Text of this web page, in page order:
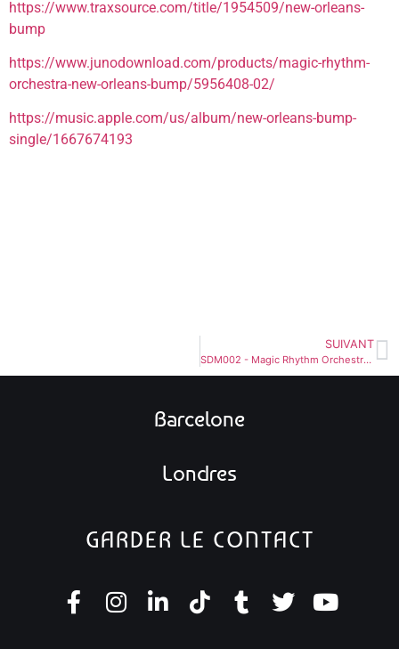
https://www.traxsource.com/title/1954509/new-orleans-
bump
https://www.junodownload.com/products/magic-rhythm-
orchestra-new-orleans-bump/5956408-02/
https://music.apple.com/us/album/new-orleans-bump-
single/1667674193
SUIVANT
SDM002 - Magic Rhythm Orchestra - New Orleans Bump - Illinton's Speakeasy Remix
Barcelone
Londres
GARDER LE CONTACT